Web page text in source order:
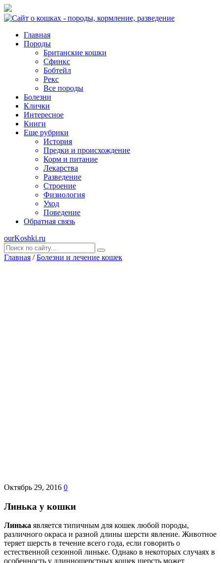
Главная
Породы
Британские кошки
Сфинкс
Бобтейл
Рекс
Все породы
Болезни
Клички
Интересное
Книги
Еще рубрики
История
Предки и происхождение
Корм и питание
Лекарства
Разведение
Строение
Физиология
Уход
Поведение
Обратная связь
ourKoshki.ru
Главная / Болезни и лечение кошек
Октябрь 29, 2016 0
Линька у кошки
Линька является типичным для кошек любой породы,
различного окраса и разной длины шерсти явление. Животное
теряет шерсть в течение всего года, если говорить о
естественной сезонной линьке. Однако в некоторых случаях в
особенность у длинношерстных кошек шерсть может